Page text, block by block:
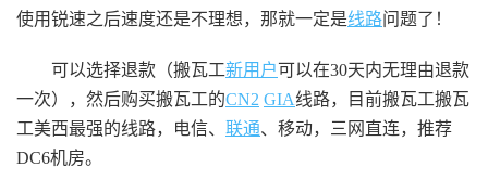
使用锐速之后速度还是不理想，那就一定是线路问题了！
可以选择退款（搬瓦工新用户可以在30天内无理由退款
一次），然后购买搬瓦工的CN2 GIA线路，目前搬瓦工搬瓦
工美西最强的线路，电信、 联通、移动，三网直连，推荐
DC6机房。